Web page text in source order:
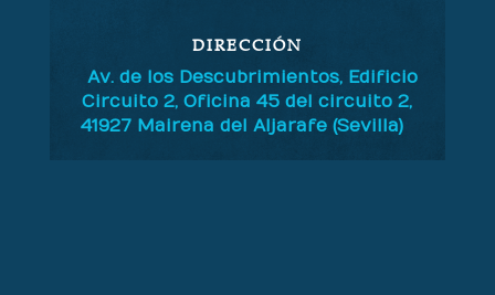
DIRECCIÓN
Av. de los Descubrimientos, Edificio
Circuito 2, Oficina 45 del circuito 2,
41927 Mairena del Aljarafe (Sevilla)